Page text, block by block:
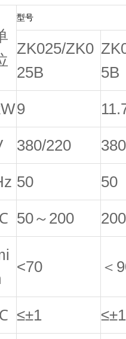
型号
ZK025/ZK0
25B
5B
9
380/220
50 50
50～200 200
<70 ＜
≤±1 ≤±1